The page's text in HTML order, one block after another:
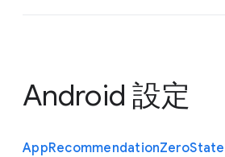
Android 設定
AppRecommendationZeroState